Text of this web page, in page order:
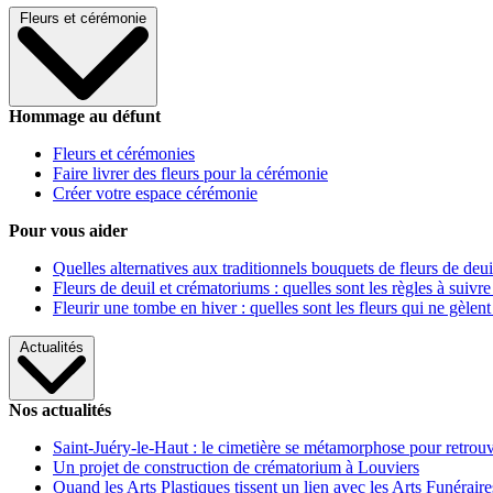
Fleurs et cérémonie
Hommage au défunt
Fleurs et cérémonies
Faire livrer des fleurs pour la cérémonie
Créer votre espace cérémonie
Pour vous aider
Quelles alternatives aux traditionnels bouquets de fleurs de
Fleurs de deuil et crématoriums : quelles sont les règles à
Fleurir une tombe en hiver : quelles sont les fleurs qui ne gèlent
Actualités
Nos actualités
Saint-Juéry-le-Haut : le cimetière se métamorphose pour
Un projet de construction de crématorium à Louviers
Quand les Arts Plastiques tissent un lien avec les Arts